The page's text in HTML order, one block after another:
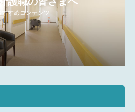
すすめコンテンツ